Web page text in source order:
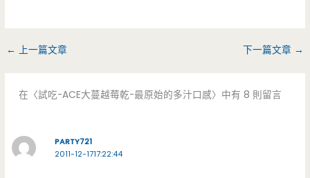
← 上一篇文章 下一篇文章 →
在〈試吃-ACE大蔓越莓乾-最原始的多汁口感〉中有 8 則留言
PARTY721
2011-12-1717:22:44